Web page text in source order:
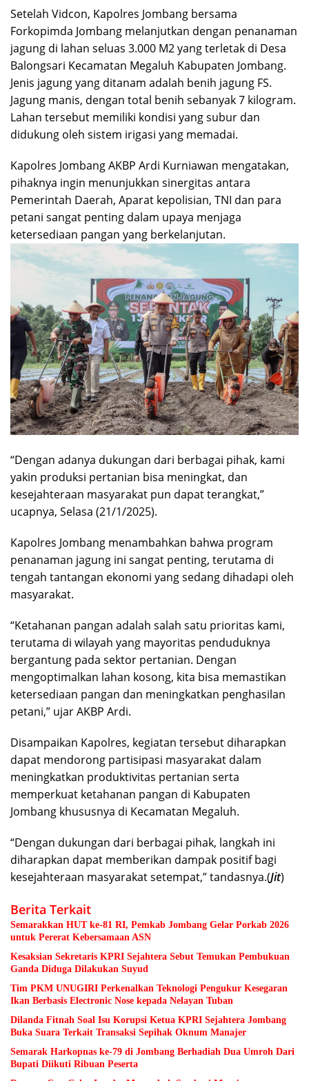
Setelah Vidcon, Kapolres Jombang bersama
Forkopimda Jombang melanjutkan dengan penanaman
jagung di lahan seluas 3.000 M2 yang terletak di Desa
Balongsari Kecamatan Megaluh Kabupaten Jombang.
Jenis jagung yang ditanam adalah benih jagung FS.
Jagung manis, dengan total benih sebanyak 7 kilogram.
Lahan tersebut memiliki kondisi yang subur dan
didukung oleh sistem irigasi yang memadai.
Kapolres Jombang AKBP Ardi Kurniawan mengatakan,
pihaknya ingin menunjukkan sinergitas antara
Pemerintah Daerah, Aparat kepolisian, TNI dan para
petani sangat penting dalam upaya menjaga
ketersediaan pangan yang berkelanjutan.
“Dengan adanya dukungan dari berbagai pihak, kami
yakin produksi pertanian bisa meningkat, dan
kesejahteraan masyarakat pun dapat terangkat,”
ucapnya, Selasa (21/1/2025).
Kapolres Jombang menambahkan bahwa program
penanaman jagung ini sangat penting, terutama di
tengah tantangan ekonomi yang sedang dihadapi oleh
masyarakat.
“Ketahanan pangan adalah salah satu prioritas kami,
terutama di wilayah yang mayoritas penduduknya
bergantung pada sektor pertanian. Dengan
mengoptimalkan lahan kosong, kita bisa memastikan
ketersediaan pangan dan meningkatkan penghasilan
petani,” ujar AKBP Ardi.
Disampaikan Kapolres, kegiatan tersebut diharapkan
dapat mendorong partisipasi masyarakat dalam
meningkatkan produktivitas pertanian serta
memperkuat ketahanan pangan di Kabupaten
Jombang khususnya di Kecamatan Megaluh.
“Dengan dukungan dari berbagai pihak, langkah ini
diharapkan dapat memberikan dampak positif bagi
kesejahteraan masyarakat setempat,” tandasnya.(Jit)
Berita Terkait
Semarakkan HUT ke-81 RI, Pemkab Jombang Gelar Porkab 2026
untuk Pererat Kebersamaan ASN
Kesaksian Sekretaris KPRI Sejahtera Sebut Temukan Pembukuan
Ganda Diduga Dilakukan Suyud
Tim PKM UNUGIRI Perkenalkan Teknologi Pengukur Kesegaran
Ikan Berbasis Electronic Nose kepada Nelayan Tuban
Dilanda Fitnah Soal Isu Korupsi Ketua KPRI Sejahtera Jombang
Buka Suara Terkait Transaksi Sepihak Oknum Manajer
Semarak Harkopnas ke-79 di Jombang Berhadiah Dua Umroh Dari
Bupati Diikuti Ribuan Peserta